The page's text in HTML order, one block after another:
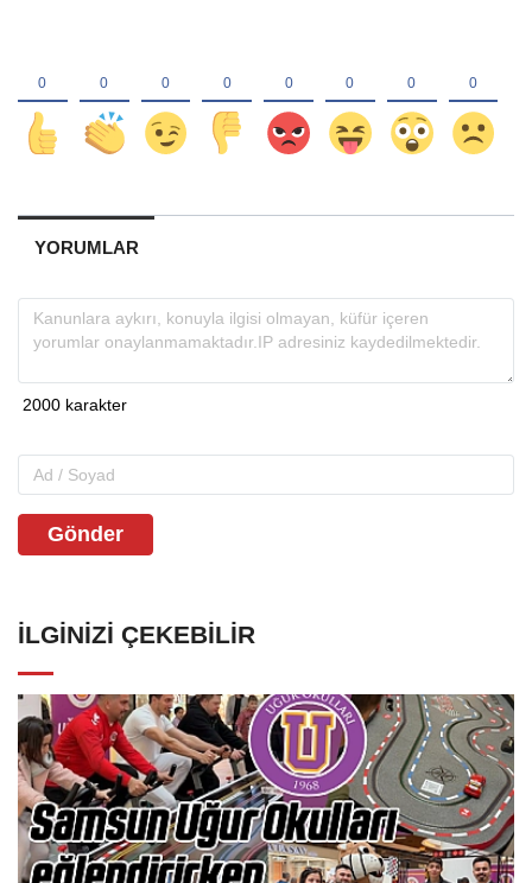
YORUMLAR
Gönder
İLGINIZI ÇEKEBILIR